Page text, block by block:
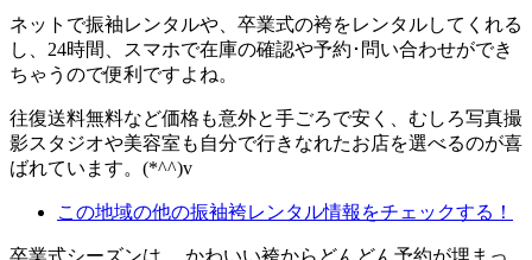
ネットで振袖レンタルや、卒業式の袴をレンタルしてくれる
し、 24時間、スマホで在庫の確認や予約･問い合わせができ
ちゃう ので便利ですよね。
往復送料無料など価格も意外と手ごろで安く、むしろ写真撮
影スタジオや美容室も自分で行きなれたお店を選べるのが喜
ばれています。(*^^)v
この地域の他の振袖袴レンタル情報をチェックする！